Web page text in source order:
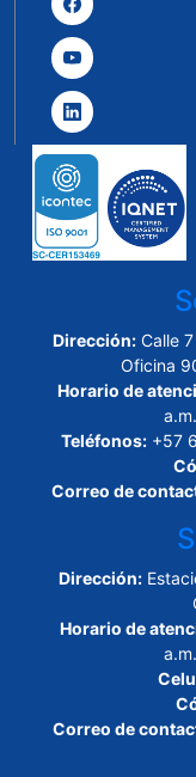
Dirección: Calle
Oficina
Horario de
Teléfonos: +57
Correo de
Dirección:
Horario de
Correo de